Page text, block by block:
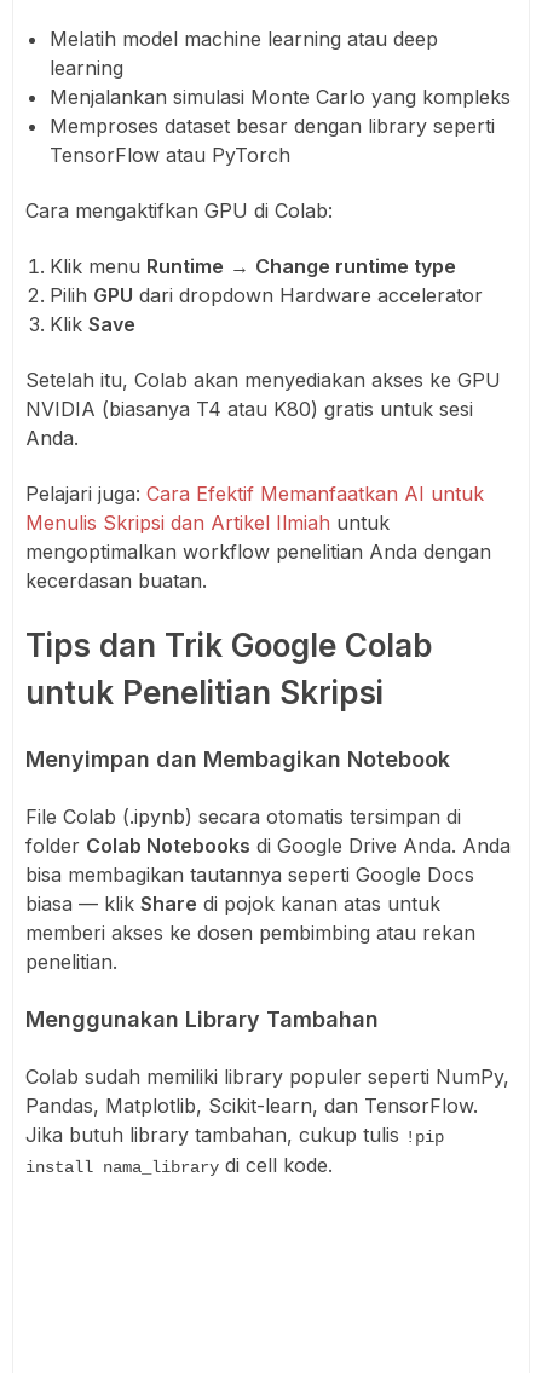
Melatih model machine learning atau deep
learning
Menjalankan simulasi Monte Carlo yang kompleks
Memproses dataset besar dengan library seperti
TensorFlow atau PyTorch
Cara mengaktifkan GPU di Colab:
Klik menu Runtime → Change runtime type
Pilih GPU dari dropdown Hardware accelerator
Klik Save
Setelah itu, Colab akan menyediakan akses ke GPU
NVIDIA (biasanya T4 atau K80) gratis untuk sesi
Anda.
Pelajari juga: Cara Efektif Memanfaatkan AI untuk
Menulis Skripsi dan Artikel Ilmiah untuk
mengoptimalkan workflow penelitian Anda dengan
kecerdasan buatan.
Tips dan Trik Google Colab
untuk Penelitian Skripsi
Menyimpan dan Membagikan Notebook
File Colab (.ipynb) secara otomatis tersimpan di
folder Colab Notebooks di Google Drive Anda. Anda
bisa membagikan tautannya seperti Google Docs
biasa — klik Share di pojok kanan atas untuk
memberi akses ke dosen pembimbing atau rekan
penelitian.
Menggunakan Library Tambahan
Colab sudah memiliki library populer seperti NumPy,
Pandas, Matplotlib, Scikit-learn, dan TensorFlow.
Jika butuh library tambahan, cukup tulis !pip
install nama_library di cell kode.